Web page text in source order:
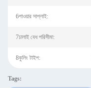
6পাওয়ার সাপ্লাই:
7ঢালাই বেধ পরিসীমা:
8কুলিং টাইপ:
Tags: